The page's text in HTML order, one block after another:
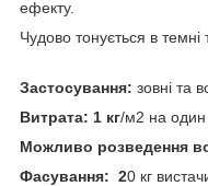
ефекту.
Чудово тонується в темні
Застосування: зовні та
Витрата: 1 кг/м2 на
Можливо розведення
Фасування: 20 кг